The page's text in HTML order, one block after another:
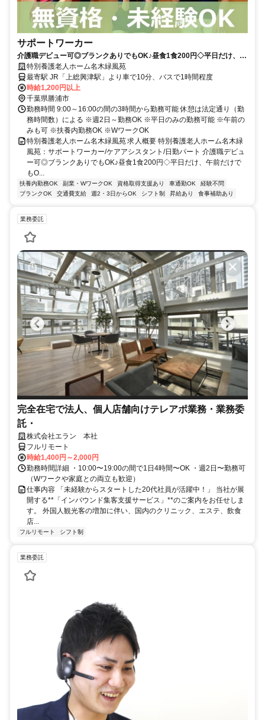
サポートワーカー
介護職デビュー可◎ブランクありでもOK♪昼食1食200円◇平日だけ、午
前だけでもOK！Wワーク・扶養内勤務OK★サポート業務からスタート
【勝浦市、特養、サポートワーカー/ケアアシスタント、日勤パート】
特別養護老人ホーム名木緑風苑
最寄駅 JR「上総興津駅」より車で10分、バスで1時間程度
時給1,200円以上
千葉県勝浦市
勤務時間 9:00～16:00の間の3時間から勤務可能 休憩は法定通り（勤
務時間数）による ※週2日～勤務OK ※平日のみの勤務可能 ※午前の
みも可 ※扶養内勤務OK ※WワークOK
特別養護老人ホーム名木緑風苑 求人概要 特別養護老人ホーム名木緑
風苑：サポートワーカー/ケアアシスタント/日勤パート 介護職デビュ
ー可◎ブランクありでもOK♪昼食1食200円◇平日だけ、午前だけで
もO...
扶養内勤務OK 副業・WワークOK 資格取得支援あり 車通勤OK
経験不問
ブランクOK
交通費支給 週2・3日からOK シフト制 昇給あり 食事補助あり
業務委託
完全在宅で法人、個人店舗向けテレアポ業務・業務委
託・
株式会社エラン 本社
フルリモート
時給1,400円～2,000円
勤務時間詳細 ・10:00〜19:00の間で1日4時間〜OK ・週2日〜勤務可
（Wワークや家庭との両立も歓迎）
仕事内容 「未経験からスタートした20代社員が活躍中！」 当社が展
開する**「インバウンド集客支援サービス」**のご案内をお任せしま
す。 外国人観光客の増加に伴い、国内のクリニック、エステ、飲食
店...
フルリモート シフト制
業務委託